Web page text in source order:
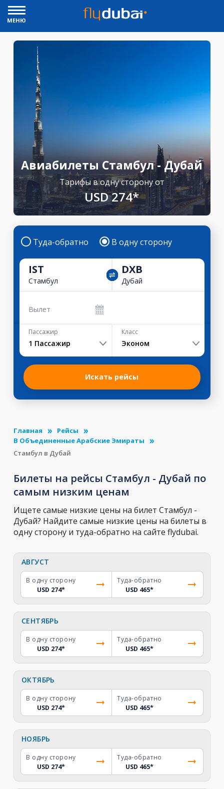
МЕНЮ
Авиабилеты Стамбул - Дубай
Тарифы в одну сторону от
USD 274*
Туда-обратно В одну сторону
IST
Стамбул
DXB
Дубай
Вылет
Пассажир
1 Пассажир
Класс
Эконом
Искать рейсы
Главная
Рейсы
В Объединенные Арабские Эмираты
Стамбул в Дубай
Билеты на рейсы Стамбул - Дубай по
самым низким ценам
Ищете самые низкие цены на билет Стамбул -
Дубай? Найдите самые низкие цены на билеты в
одну сторону и туда-обратно на сайте flydubai.
АВГУСТ
В одну сторону
USD 274*
Туда-обратно
USD 465*
СЕНТЯБРЬ
В одну сторону
USD 274*
Туда-обратно
USD 465*
ОКТЯБРЬ
В одну сторону
USD 274*
Туда-обратно
USD 465*
НОЯБРЬ
В одну сторону
USD 274*
Туда-обратно
USD 465*